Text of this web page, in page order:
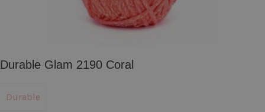
Durable Glam 2190 Coral
Durable